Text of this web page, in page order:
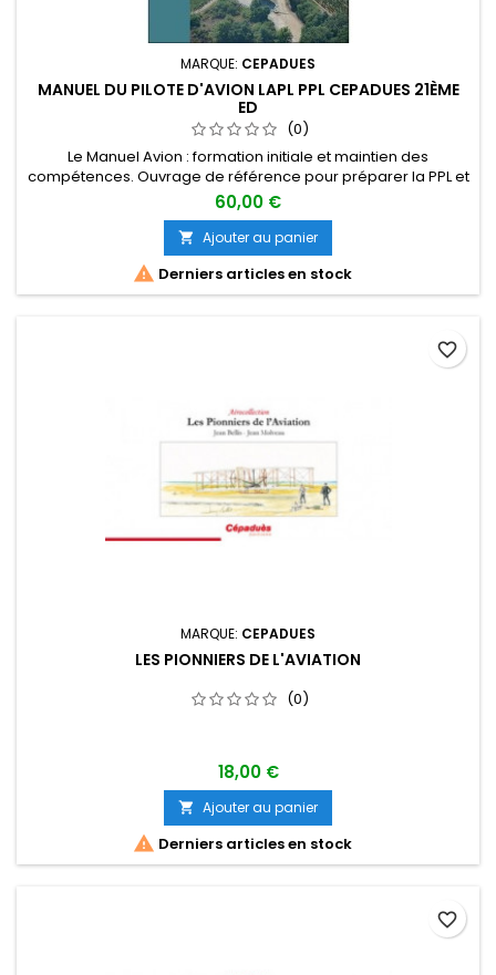
MARQUE: CEPADUES
MANUEL DU PILOTE D'AVION LAPL PPL CEPADUES 21ÈME
ED
(0)
Le Manuel Avion : formation initiale et maintien des
compétences. Ouvrage de référence pour préparer la PPL et
la LAPL. Progressif, pédagogique, garant d’un apprentissage
réussi, ce manuel vous présente les données théoriques,
techniques et pratiques indispensables, les connaissances
et savoir-faire nécessaires.
60,00 €
 Ajouter au panier
 Derniers articles en stock
MARQUE: CEPADUES
LES PIONNIERS DE L'AVIATION
(0)
18,00 €
 Ajouter au panier
 Derniers articles en stock
favorite_border
favorite_border